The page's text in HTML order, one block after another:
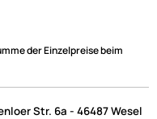
der Einzelpreise beim
Str. 6a - 46487 Wesel